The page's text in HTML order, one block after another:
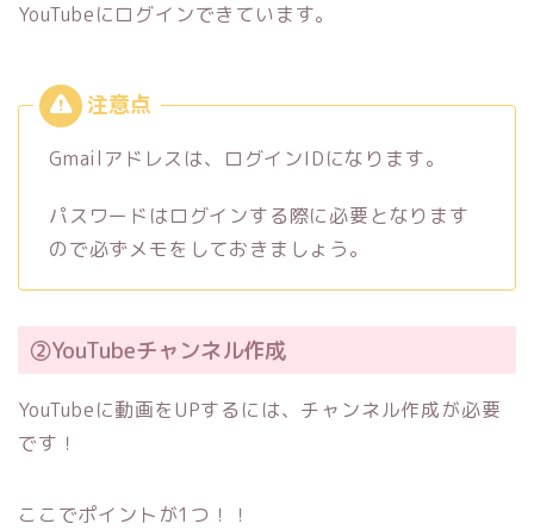
YouTubeにログインできています。
Gmailアドレスは、ログインIDになります。
パスワードはログインする際に必要となります
ので必ずメモをしておきましょう。
②YouTubeチャンネル作成
YouTubeに動画をUPするには、チャンネル作成が必要
です！
ここでポイントが1つ！！